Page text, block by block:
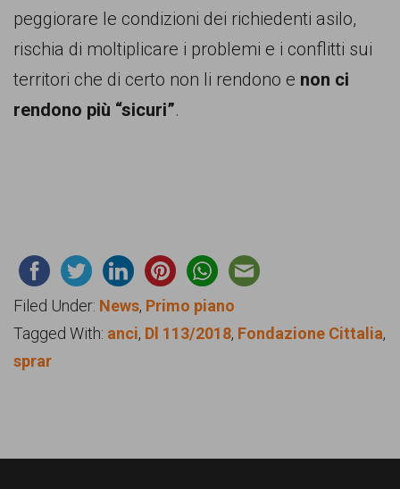
peggiorare le condizioni dei richiedenti asilo,
rischia di moltiplicare i problemi e i conflitti sui
territori che di certo non li rendono e non ci
rendono più “sicuri”.
Filed Under: News, Primo piano
Tagged With: anci, Dl 113/2018, Fondazione Cittalia,
sprar